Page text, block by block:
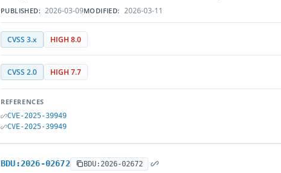
PUBLISHED: 2026-03-09MODIFIED: 2026-03-11
CVSS 3.x HIGH 8.0
CVSS 2.0 HIGH 7.7
REFERENCES
CVE-2025-39949
CVE-2025-39949
BDU:2026-02672 BDU:2026-02672